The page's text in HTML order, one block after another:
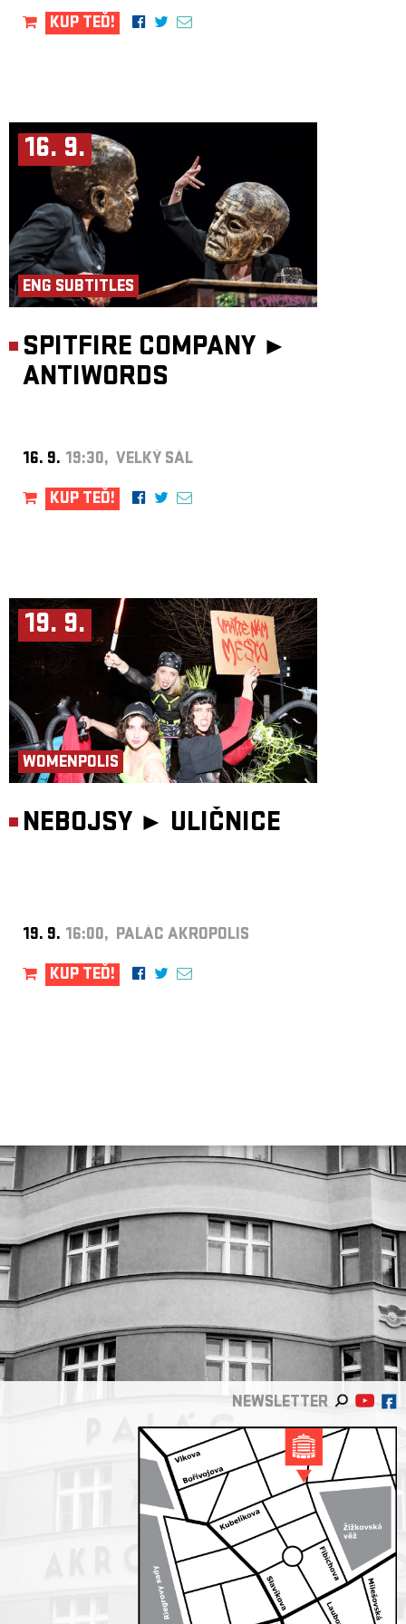
KUP TEĎ!
16. 9.
ENG SUBTITLES
SPITFIRE COMPANY ►
ANTIWORDS
16. 9. 19:30, VELKÝ SÁL
KUP TEĎ!
19. 9.
WOMENPOLIS
NEBOJSY ► ULIČNICE
19. 9. 16:00, PALÁC AKROPOLIS
KUP TEĎ!
NEWSLETTER